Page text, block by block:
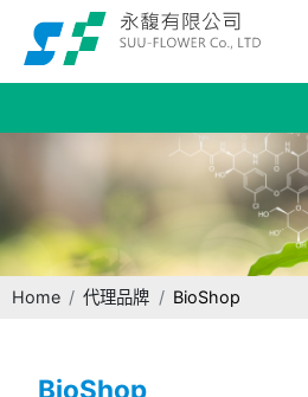
Home 代理品牌 BioShop
BioShop